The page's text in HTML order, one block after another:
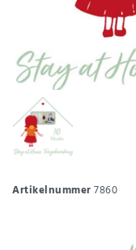
Artikelnummer7860